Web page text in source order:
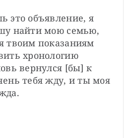
это объявление, я
найти мою семью,
твоим показаниям
хронологию
вернулся [бы] к
тебя жду, и ты моя